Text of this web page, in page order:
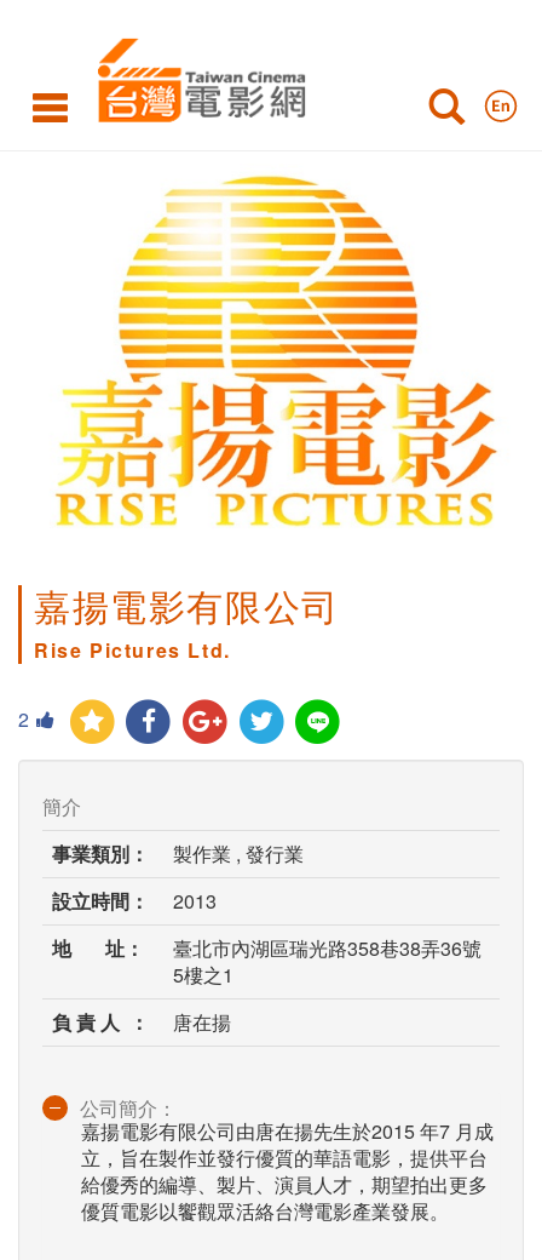
嘉揚電影有限公司
Rise Pictures Ltd.
2
簡介
事業類別：
製作業 , 發行業
設立時間：
2013
地 址：
臺北市內湖區瑞光路358巷38弄36號
5樓之1
負 責 人 ：
唐在揚
公司簡介：
嘉揚電影有限公司由唐在揚先生於2015 年7 月成
立，旨在製作並發行優質的華語電影，提供平台
給優秀的編導、製片、演員人才，期望拍出更多
優質電影以饗觀眾活絡台灣電影產業發展。